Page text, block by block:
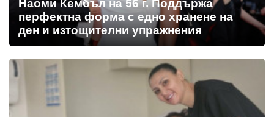
Наоми Кембъл на 56 г. Поддържа
перфектна форма с едно хранене на
ден и изтощителни упражнения